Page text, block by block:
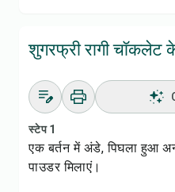
शुगरफ्री रागी
स्टेप 1
एक बर्तन में अंडे, पिघला हुआ
पाउडर मिलाएं।